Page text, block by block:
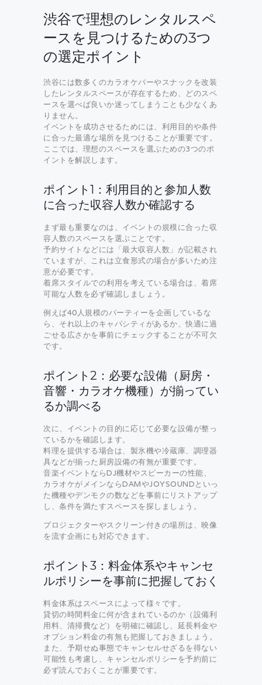
渋谷で理想のレンタルスペ
ースを見つけるための3つ
の選定ポイント
渋谷には数多くのカラオケバーやスナックを改装
したレンタルスペースが存在するため、どのスペ
ースを選べば良いか迷ってしまうことも少なくあ
りません。
イベントを成功させるためには、利用目的や条件
に合った最適な場所を見つけることが重要です。
ここでは、理想のスペースを選ぶための3つのポ
イントを解説します。
ポイント1：利用目的と参加人数
に合った収容人数か確認する
まず最も重要なのは、イベントの規模に合った収
容人数のスペースを選ぶことです。
予約サイトなどには「最大収容人数」が記載され
ていますが、これは立食形式の場合が多いため注
意が必要です。
着席スタイルでの利用を考えている場合は、着席
可能な人数を必ず確認しましょう。
例えば40人規模のパーティーを企画しているな
ら、それ以上のキャパシティがあるか、快適に過
ごせる広さかを事前にチェックすることが不可欠
です。
ポイント2：必要な設備（厨房・
音響・カラオケ機種）が揃ってい
るか調べる
次に、イベントの目的に応じて必要な設備が整っ
ているかを確認します。
料理を提供する場合は、製氷機や冷蔵庫、調理器
具などが揃った厨房設備の有無が重要です。
音楽イベントならDJ機材やスピーカーの性能、
カラオケがメインならDAMやJOYSOUNDといっ
た機種やデンモクの数などを事前にリストアップ
し、条件を満たすスペースを探しましょう。
プロジェクターやスクリーン付きの場所は、映像
を流す企画にも対応できます。
ポイント3：料金体系やキャンセ
ルポリシーを事前に把握しておく
料金体系はスペースによって様々です。
貸切の時間料金に何が含まれているのか（設備利
用料、清掃費など）を明確に確認し、延長料金や
オプション料金の有無も把握しておきましょう。
また、予期せぬ事態でキャンセルせざるを得ない
可能性も考慮し、キャンセルポリシーを予約前に
必ず読んでおくことが重要です。